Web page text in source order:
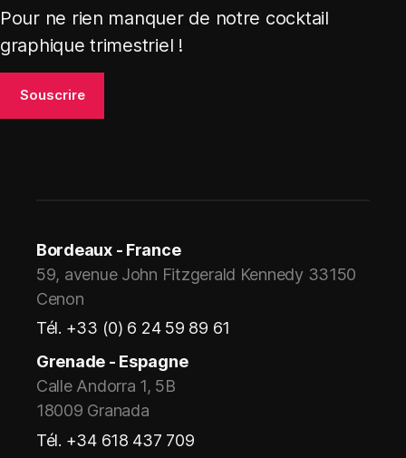
Pour ne rien manquer de notre cocktail
graphique trimestriel !
Bordeaux - France
59, avenue John Fitzgerald Kennedy 33150
Cenon
Tél. +33 (0) 6 24 59 89 61
Grenade - Espagne
Calle Andorra 1, 5B
18009 Granada
Tél. +34 618 437 709